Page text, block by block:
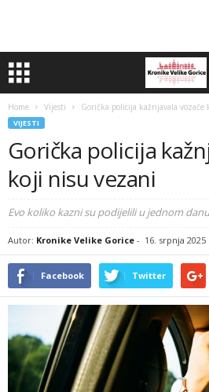
Home Vijesti Gorička policija kažnjavala
VIJESTI
Gorička policija
koji nisu vezani
Evo koliko kazni su podijelili u jednom danu
Autor: Kronike Velike Gorice - 16. srpnja 2025
Facebook Twitter